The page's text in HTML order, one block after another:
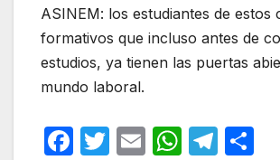
ASINEM: los estudiantes de estos
formativos que incluso antes de
estudios, ya tienen las puertas
mundo laboral.
F
T
E
W T